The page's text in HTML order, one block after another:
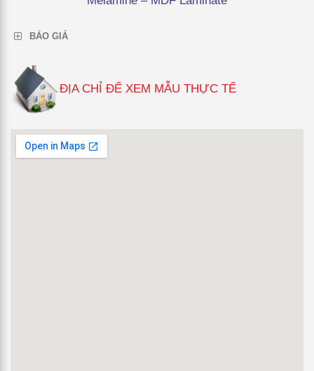
BÁO GIÁ
ĐỊA CHỈ ĐỂ XEM MẪU THỰC TẾ